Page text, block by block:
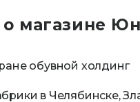
магазине
обувной холдинг
в Челябинске,